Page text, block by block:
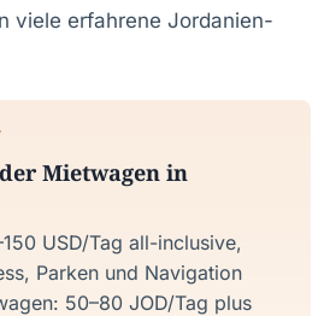
viele erfahrene Jordanien-
Mietwagen in
USD/Tag all-inclusive,
Parken und Navigation
50–80 JOD/Tag plus